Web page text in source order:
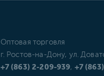
Оптовая торговля
г. Ростов-на-Дону, ул.
+7 (863) 2-209-939, +7